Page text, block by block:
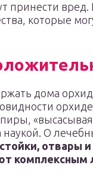
принести
которые
дома
наукой. О
отвары